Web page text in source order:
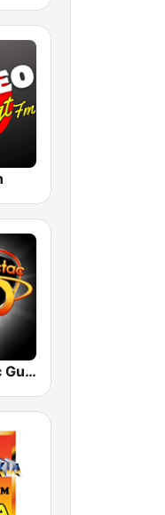
Radio Tic Tac Guatemala